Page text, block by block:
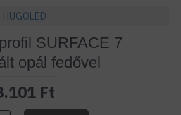
HUGOLED
SURFACE 7
opál fedővel
Ft